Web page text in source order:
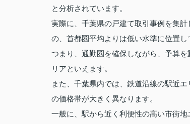
と分析されています。
実際に、千葉県の戸建て取引事例を集
の、首都圏平均よりは低い水準に位置し
つまり、通勤圏を確保しながら、予算
リアといえます。
また、千葉県内では、鉄道沿線の駅近
の価格帯が大きく異なります。
一般に、駅から近く利便性の高い市街